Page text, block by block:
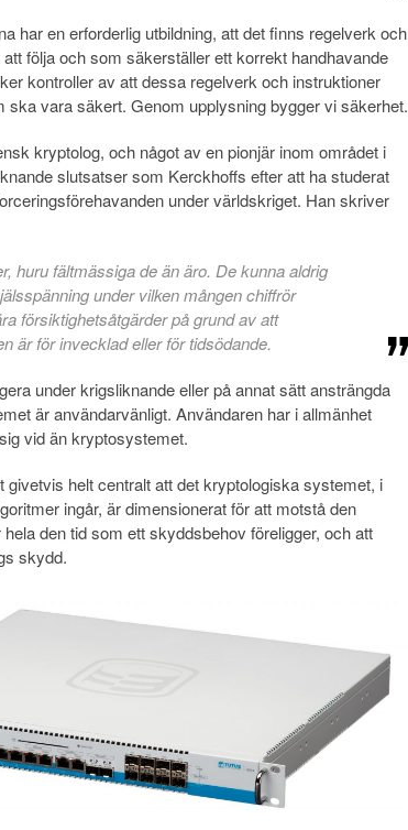
har en erforderlig utbildning, att det finns regelverk och
följa och som säkerställer ett korrekt handhavande
kontroller av att dessa regelverk och instruktioner
ska vara säkert. Genom upplysning bygger vi säkerhet.
kryptolog, och något av en pionjär inom området i
slutsatser som Kerckhoffs efter att ha studerat
under världskriget. Han skriver
huru fältmässiga de än äro. De kunna aldrig
under vilken mången chiffrör
försiktighetsåtgärder på grund av att
är för invecklad eller för tidsödande.
under krigsliknande eller på annat sätt ansträngda
är användarvänligt. Användaren har i allmänhet
vid än kryptosystemet.
givetvis helt centralt att det kryptologiska systemet, i
ingår, är dimensionerat för att motstå den
den tid som ett skyddsbehov föreligger, och att
skydd.